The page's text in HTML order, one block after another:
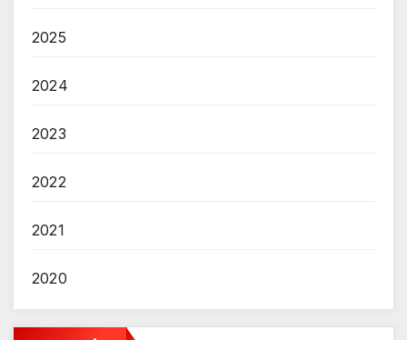
2025
2024
2023
2022
2021
2020